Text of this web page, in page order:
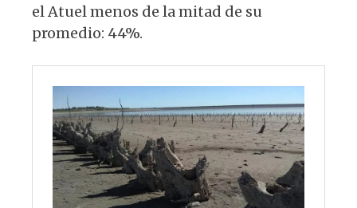
el Atuel menos de la mitad de su
promedio: 44%.